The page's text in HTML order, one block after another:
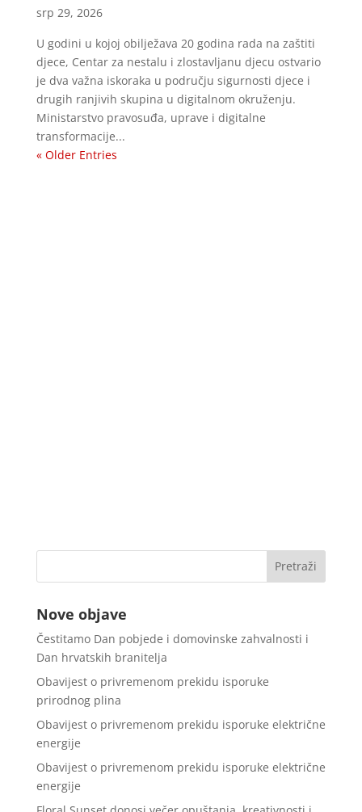
srp 29, 2026
U godini u kojoj obilježava 20 godina rada na zaštiti
djece, Centar za nestalu i zlostavljanu djecu ostvario
je dva važna iskoraka u području sigurnosti djece i
drugih ranjivih skupina u digitalnom okruženju.
Ministarstvo pravosuđa, uprave i digitalne
transformacije...
« Older Entries
Nove objave
Čestitamo Dan pobjede i domovinske zahvalnosti i
Dan hrvatskih branitelja
Obavijest o privremenom prekidu isporuke
prirodnog plina
Obavijest o privremenom prekidu isporuke električne
energije
Obavijest o privremenom prekidu isporuke električne
energije